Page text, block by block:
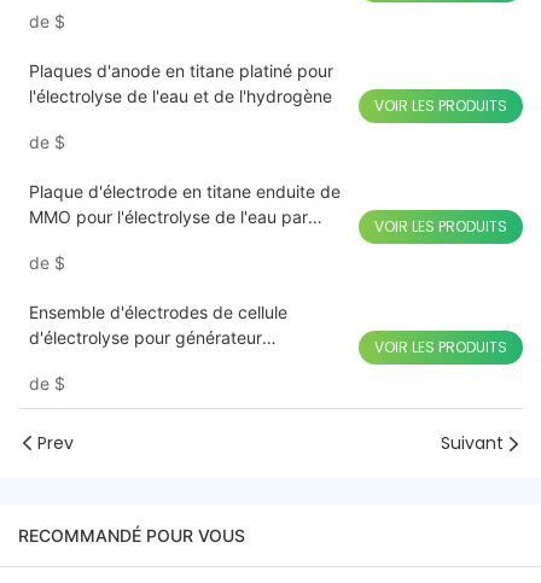
de $
Plaques d'anode en titane platiné pour
l'électrolyse de l'eau et de l'hydrogène
de $
VOIR LES PRODUITS
Plaque d'électrode en titane enduite de
MMO pour l'électrolyse de l'eau par
de $
VOIR LES PRODUITS
Ensemble d'électrodes de cellule
d'électrolyse pour générateur
de $
VOIR LES PRODUITS
Prev Suivant
RECOMMANDÉ POUR VOUS